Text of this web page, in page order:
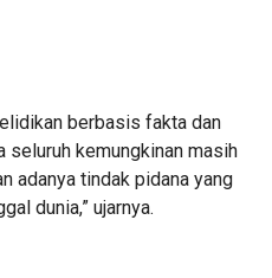
berbasis fakta dan
seluruh kemungkinan masih
adanya tindak pidana yang
dunia,” ujarnya.